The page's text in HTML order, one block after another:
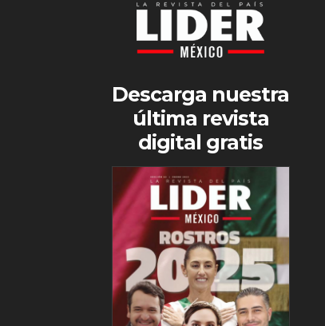
Descarga nuestra
última revista
digital gratis